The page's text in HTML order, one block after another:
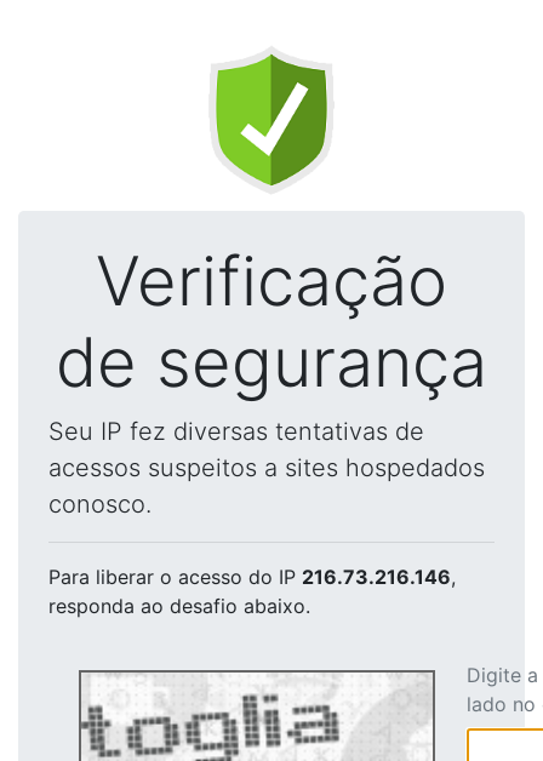
Verificação
de segurança
Seu IP fez diversas tentativas de
acessos suspeitos a sites hospedados
conosco.
Para liberar o acesso do IP 216.73.216.146,
responda ao desafio abaixo.
Digite
lado no